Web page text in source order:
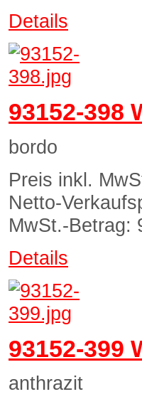
Details
93152-398
bordo
Preis inkl.
Netto-
MwSt.-Betrag:
Details
93152-399
anthrazit